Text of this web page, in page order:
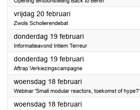
vrijdag 20 februari2026
Zwols Scholierendebat
donderdag 19 februari2026
Informatieavond Intiem Terreur
donderdag 19 februari2026
Aftrap Verkiezingscampagne
woensdag 18 februari2026
Webinar 'Small modular reactors, toekomst of hype?'
woensdag 18 februari2026